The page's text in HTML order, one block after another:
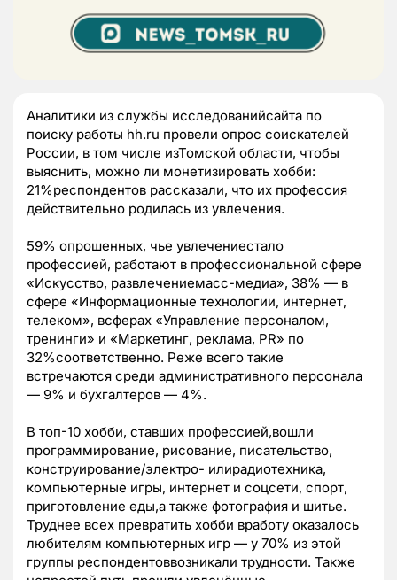
Аналитики из службы исследованийсайта по
поиску работы hh.ru провели опрос соискателей
России, в том числе изТомской области, чтобы
выяснить, можно ли монетизировать хобби:
21%респондентов рассказали, что их профессия
действительно родилась из увлечения.
59% опрошенных, чье увлечениестало
профессией, работают в профессиональной сфере
«Искусство, развлечениемасс-медиа», 38% — в
сфере «Информационные технологии, интернет,
телеком», всферах «Управление персоналом,
тренинги» и «Маркетинг, реклама, PR» по
32%соответственно. Реже всего такие
встречаются среди административного персонала
— 9% и бухгалтеров — 4%.
В топ-10 хобби, ставших профессией,вошли
программирование, рисование, писательство,
конструирование/электро- илирадиотехника,
компьютерные игры, интернет и соцсети, спорт,
приготовление еды,а также фотография и шитье.
Труднее всех превратить хобби вработу оказалось
любителям компьютерных игр — у 70% из этой
группы респондентоввозникали трудности. Также